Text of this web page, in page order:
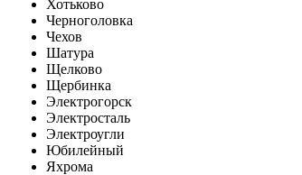
Хотьково
Черноголовка
Чехов
Шатура
Щелково
Щербинка
Электрогорск
Электросталь
Электроугли
Юбилейный
Яхрома